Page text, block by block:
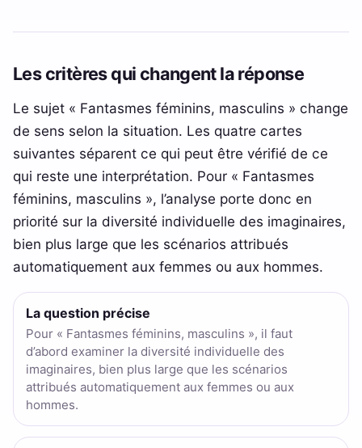
Les critères qui changent la réponse
Le sujet « Fantasmes féminins, masculins » change
de sens selon la situation. Les quatre cartes
suivantes séparent ce qui peut être vérifié de ce
qui reste une interprétation. Pour « Fantasmes
féminins, masculins », l’analyse porte donc en
priorité sur la diversité individuelle des imaginaires,
bien plus large que les scénarios attribués
automatiquement aux femmes ou aux hommes.
La question précise
Pour « Fantasmes féminins, masculins », il faut
d’abord examiner la diversité individuelle des
imaginaires, bien plus large que les scénarios
attribués automatiquement aux femmes ou aux
hommes.